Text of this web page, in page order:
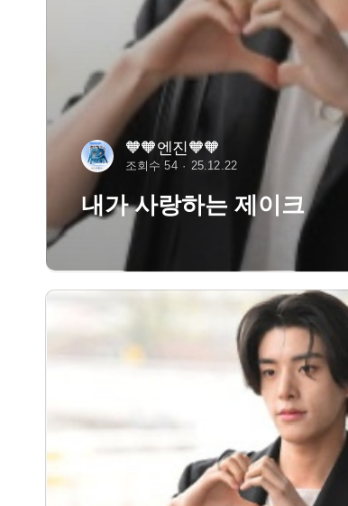
🧡🧡엔진🧡🧡
조회수 54 25.12.22
내가 사랑하는 제이크